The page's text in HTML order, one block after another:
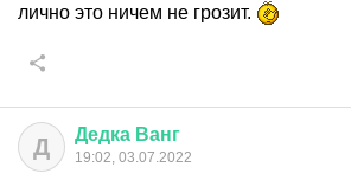
лично это ничем не грозит.
Д Дедка Ванг
19:02, 03.07.2022